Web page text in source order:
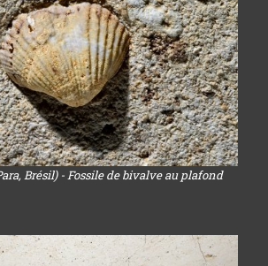
Brésil) - Fossile de bivalve au plafond